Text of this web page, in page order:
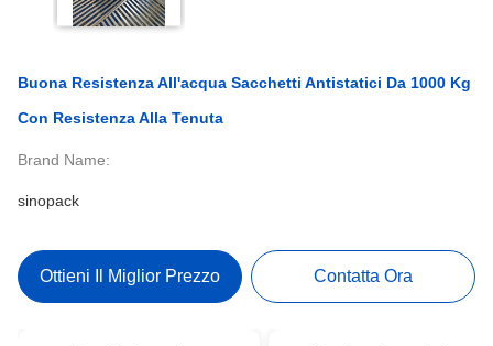
Buona Resistenza All'acqua Sacchetti Antistatici Da 1000 Kg
Con Resistenza Alla Tenuta
Brand Name:
sinopack
Ottieni Il Miglior Prezzo Contatta Ora